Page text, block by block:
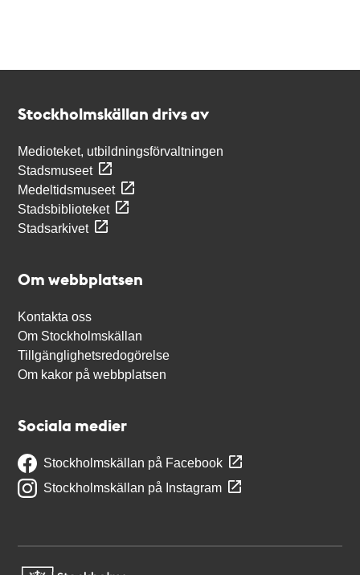
Stockholmskällan drivs av
Medioteket, utbildningsförvaltningen
Stadsmuseet
Medeltidsmuseet
Stadsbiblioteket
Stadsarkivet
Om webbplatsen
Kontakta oss
Om Stockholmskällan
Tillgänglighetsredogörelse
Om kakor på webbplatsen
Sociala medier
Stockholmskällan på Facebook
Stockholmskällan på Instagram